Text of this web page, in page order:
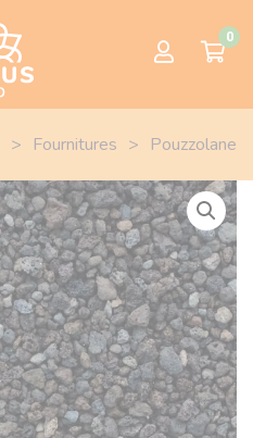
0
> Fournitures > Pouzzolane